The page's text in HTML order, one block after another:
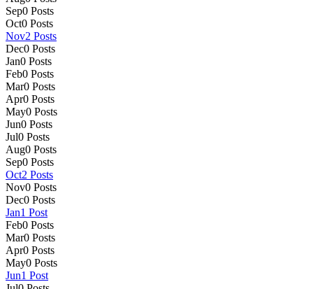
Sep0 Posts
Oct0 Posts
Nov2 Posts
Dec0 Posts
Jan0 Posts
Feb0 Posts
Mar0 Posts
Apr0 Posts
May0 Posts
Jun0 Posts
Jul0 Posts
Aug0 Posts
Sep0 Posts
Oct2 Posts
Nov0 Posts
Dec0 Posts
Jan1 Post
Feb0 Posts
Mar0 Posts
Apr0 Posts
May0 Posts
Jun1 Post